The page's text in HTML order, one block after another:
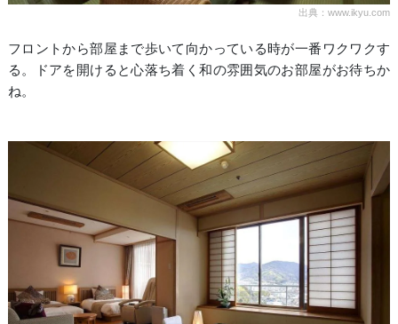
出典：www.ikyu.com
フロントから部屋まで歩いて向かっている時が一番ワクワクす
る。ドアを開けると心落ち着く和の雰囲気のお部屋がお待ちか
ね。